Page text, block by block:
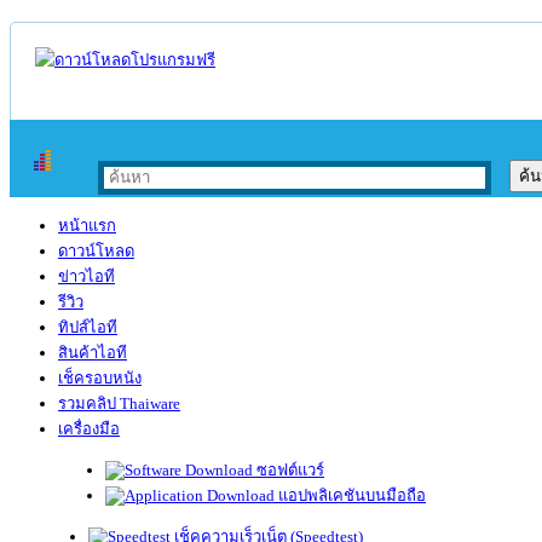
หน้าแรก
ดาวน์โหลด
ข่าวไอที
รีวิว
ทิปส์ไอที
สินค้าไอที
เช็ครอบหนัง
รวมคลิป Thaiware
เครื่องมือ
ซอฟต์แวร์
แอปพลิเคชันบนมือถือ
เช็คความเร็วเน็ต (Speedtest)